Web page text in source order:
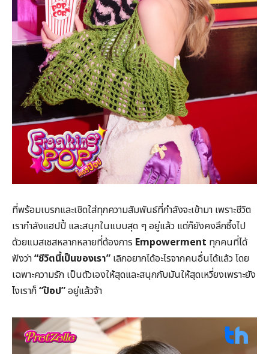
ที่พร้อมเบรกและเชิดใส่ทุกความสัมพันธ์ที่กำลังจะเข้ามา เพราะชีวิต
เรากำลังแฮปปี้ และสนุกในแบบสุด ๆ อยู่แล้ว แต่ก็ยังคงลึกซึ้งไป
ด้วยแมสเซสหลากหลายที่ต้องการ Empowerment ทุกคนที่ได้
ฟังว่า“ชีวิตนี้เป็นของเรา” เลิกอยากได้อะไรจากคนอื่นได้แล้ว โดย
เฉพาะความรัก เป็นตัวเองให้สุดและสนุกกับมันให้สุดเหวี่ยงเพราะยัง
ไงเราก็“ป๊อป”อยู่แล้วจ้า